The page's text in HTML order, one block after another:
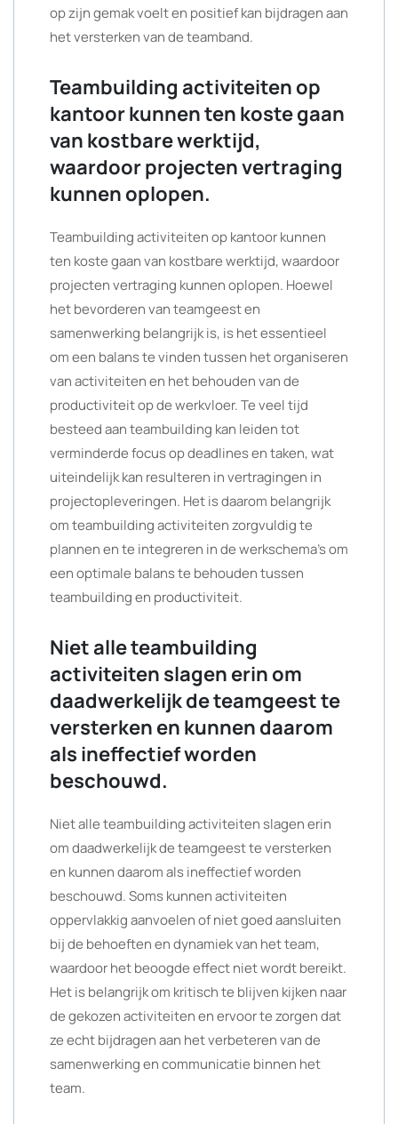
op zijn gemak voelt en positief kan bijdragen aan
het versterken van de teamband.
Teambuilding activiteiten op
kantoor kunnen ten koste gaan
van kostbare werktijd,
waardoor projecten vertraging
kunnen oplopen.
Teambuilding activiteiten op kantoor kunnen
ten koste gaan van kostbare werktijd, waardoor
projecten vertraging kunnen oplopen. Hoewel
het bevorderen van teamgeest en
samenwerking belangrijk is, is het essentieel
om een balans te vinden tussen het organiseren
van activiteiten en het behouden van de
productiviteit op de werkvloer. Te veel tijd
besteed aan teambuilding kan leiden tot
verminderde focus op deadlines en taken, wat
uiteindelijk kan resulteren in vertragingen in
projectopleveringen. Het is daarom belangrijk
om teambuilding activiteiten zorgvuldig te
plannen en te integreren in de werkschema’s om
een optimale balans te behouden tussen
teambuilding en productiviteit.
Niet alle teambuilding
activiteiten slagen erin om
daadwerkelijk de teamgeest te
versterken en kunnen daarom
als ineffectief worden
beschouwd.
Niet alle teambuilding activiteiten slagen erin
om daadwerkelijk de teamgeest te versterken
en kunnen daarom als ineffectief worden
beschouwd. Soms kunnen activiteiten
oppervlakkig aanvoelen of niet goed aansluiten
bij de behoeften en dynamiek van het team,
waardoor het beoogde effect niet wordt bereikt.
Het is belangrijk om kritisch te blijven kijken naar
de gekozen activiteiten en ervoor te zorgen dat
ze echt bijdragen aan het verbeteren van de
samenwerking en communicatie binnen het
team.